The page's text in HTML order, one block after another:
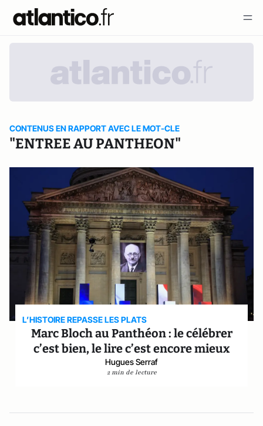
CONTENUS EN RAPPORT AVEC LE MOT-CLE
"ENTREE AU PANTHEON"
L’HISTOIRE REPASSE LES PLATS
Marc Bloch au Panthéon : le célébrer
c’est bien, le lire c’est encore mieux
Hugues Serraf
2 min de lecture